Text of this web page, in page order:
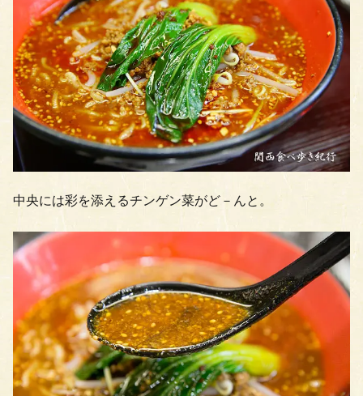
中央には彩を添えるチンゲン菜がど－んと。